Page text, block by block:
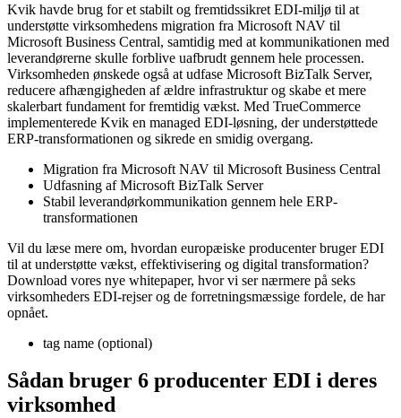
Kvik havde brug for et stabilt og fremtidssikret EDI-miljø til at
understøtte virksomhedens migration fra Microsoft NAV til
Microsoft Business Central, samtidig med at kommunikationen med
leverandørerne skulle forblive uafbrudt gennem hele processen.
Virksomheden ønskede også at udfase Microsoft BizTalk Server,
reducere afhængigheden af ældre infrastruktur og skabe et mere
skalerbart fundament for fremtidig vækst. Med TrueCommerce
implementerede Kvik en managed EDI-løsning, der understøttede
ERP-transformationen og sikrede en smidig overgang.
Migration fra Microsoft NAV til Microsoft Business Central
Udfasning af Microsoft BizTalk Server
Stabil leverandørkommunikation gennem hele ERP-
transformationen
Vil du læse mere om, hvordan europæiske producenter bruger EDI
til at understøtte vækst, effektivisering og digital transformation?
Download vores nye whitepaper, hvor vi ser nærmere på seks
virksomheders EDI-rejser og de forretningsmæssige fordele, de har
opnået.
tag name (optional)
Sådan bruger 6 producenter EDI i deres
virksomhed